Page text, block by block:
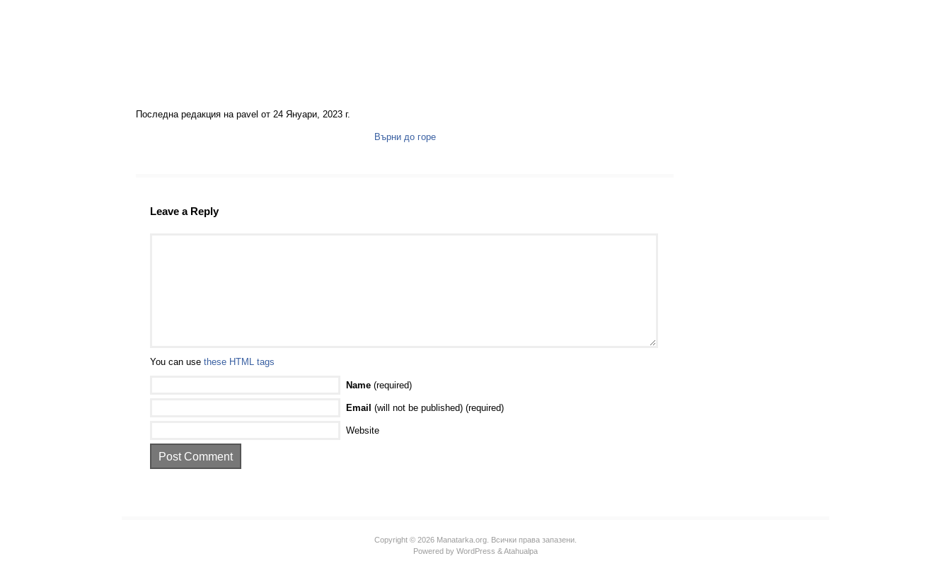
Последна редакция на pavel от 24 Януари, 2023 г.
Върни до горе
Leave a Reply
You can use these HTML tags
Name (required)
Email (will not be published) (required)
Website
Copyright © 2026 Manatarka.org. Всички права запазени.
Powered by WordPress &Atahualpa